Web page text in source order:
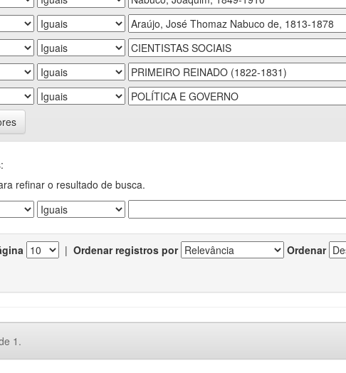
refinar o resultado de busca.
| Ordenar registros por Ordenar
1.